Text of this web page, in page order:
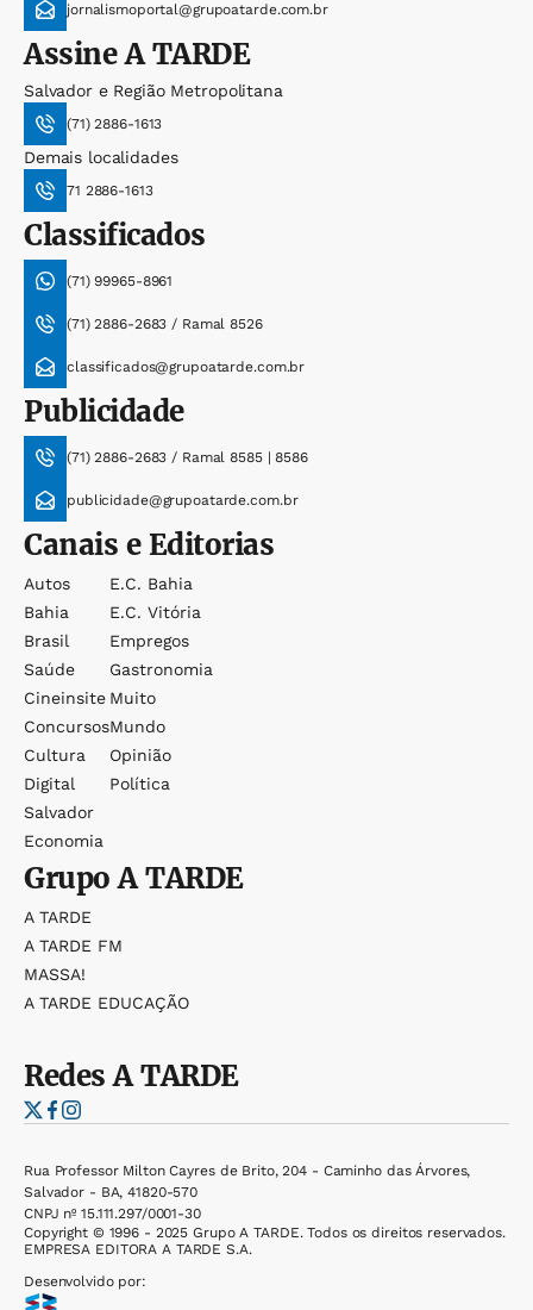
jornalismoportal@grupoatarde.com.br
AssineA TARDE
Salvador e Região Metropolitana
(71) 2886-1613
Demais localidades
71 2886-1613
Classificados
(71) 99965-8961
(71) 2886-2683 / Ramal 8526
classificados@grupoatarde.com.br
Publicidade
(71) 2886-2683 / Ramal 8585 | 8586
publicidade@grupoatarde.com.br
Canais e Editorias
Autos
Bahia
Brasil
Saúde
Cineinsite
Concursos
Cultura
Digital
Salvador
Economia
E.c. Bahia
E.c. Vitória
Empregos
Gastronomia
Muito
Mundo
Opinião
Política
GrupoA TARDE
A TARDE
A TARDE FM
MASSA!
A TARDE EDUCAÇÃO
RedesA TARDE
Rua Professor Milton Cayres de Brito, 204 - Caminho das Árvores,
Salvador - BA, 41820-570
CNPJ nº 15.111.297/0001-30
Copyright © 1996 - 2025 Grupo A TARDE. Todos os direitos reservados.
EMPRESA EDITORA A TARDE S.A.
Desenvolvido por: